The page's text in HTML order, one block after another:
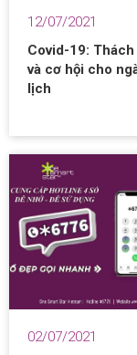
12/07/2021
Covid-19:
và cơ hội cho
lịch
02/07/2021